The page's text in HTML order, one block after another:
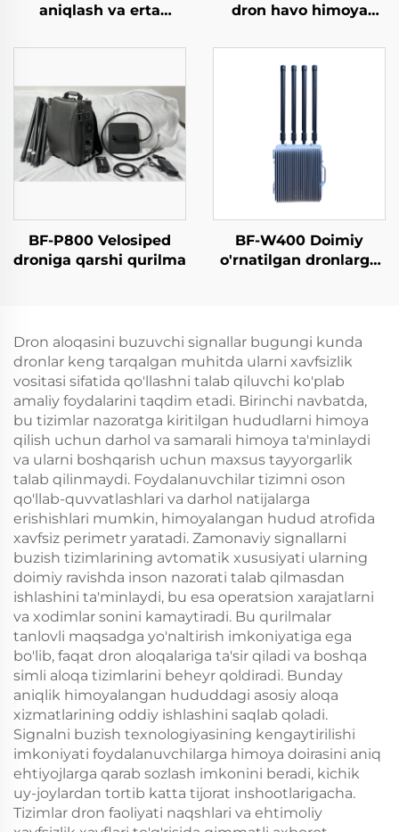
aniqlash va erta
dron havo himoya
BF-P800 Velosiped
droniga qarshi qurilma
BF-W400 Doimiy
o'rnatilgan dronlarga
Dron aloqasini buzuvchi signallar bugungi kunda
dronlar keng tarqalgan muhitda ularni xavfsizlik
vositasi sifatida qo'llashni talab qiluvchi ko'plab
amaliy foydalarini taqdim etadi. Birinchi navbatda,
bu tizimlar nazoratga kiritilgan hududlarni himoya
qilish uchun darhol va samarali himoya ta'minlaydi
va ularni boshqarish uchun maxsus tayyorgarlik
talab qilinmaydi. Foydalanuvchilar tizimni oson
qo'llab-quvvatlashlari va darhol natijalarga
erishishlari mumkin, himoyalangan hudud atrofida
xavfsiz perimetr yaratadi. Zamonaviy signallarni
buzish tizimlarining avtomatik xususiyati ularning
doimiy ravishda inson nazorati talab qilmasdan
ishlashini ta'minlaydi, bu esa operatsion xarajatlarni
va xodimlar sonini kamaytiradi. Bu qurilmalar
tanlovli maqsadga yo'naltirish imkoniyatiga ega
bo'lib, faqat dron aloqalariga ta'sir qiladi va boshqa
simli aloqa tizimlarini beheyr qoldiradi. Bunday
aniqlik himoyalangan hududdagi asosiy aloqa
xizmatlarining oddiy ishlashini saqlab qoladi.
Signalni buzish texnologiyasining kengaytirilishi
imkoniyati foydalanuvchilarga himoya doirasini aniq
ehtiyojlarga qarab sozlash imkonini beradi, kichik
uy-joylardan tortib katta tijorat inshootlarigacha.
Tizimlar dron faoliyati naqshlari va ehtimoliy